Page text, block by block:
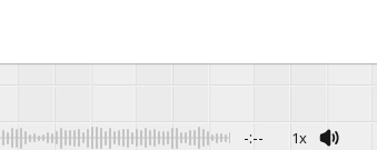
-:-- 1x